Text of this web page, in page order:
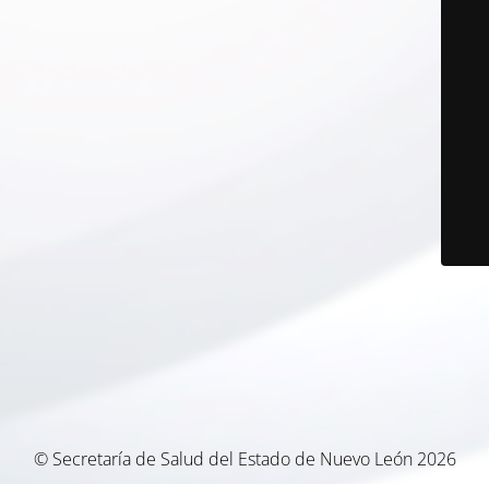
© Secretaría de Salud del Estado de Nuevo León 2026